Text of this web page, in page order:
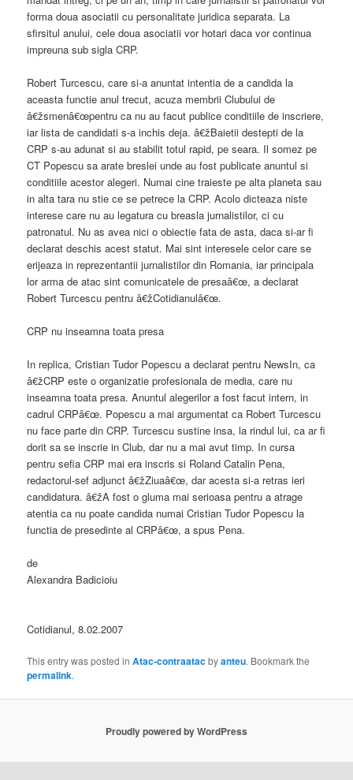
forma doua asociatii cu personalitate juridica separata. La
sfirsitul anului, cele doua asociatii vor hotari daca vor continua
impreuna sub sigla CRP.
Robert Turcescu, care si-a anuntat intentia de a candida la
aceasta functie anul trecut, acuza membrii Clubului de
â€žsmenâ€œpentru ca nu au facut publice conditiile de inscriere,
iar lista de candidati s-a inchis deja. â€žBaietii destepti de la
CRP s-au adunat si au stabilit totul rapid, pe seara. Il somez pe
CT Popescu sa arate breslei unde au fost publicate anuntul si
conditiile acestor alegeri. Numai cine traieste pe alta planeta sau
in alta tara nu stie ce se petrece la CRP. Acolo dicteaza niste
interese care nu au legatura cu breasla jurnalistilor, ci cu
patronatul. Nu as avea nici o obiectie fata de asta, daca si-ar fi
declarat deschis acest statut. Mai sint interesele celor care se
erijeaza in reprezentantii jurnalistilor din Romania, iar principala
lor arma de atac sint comunicatele de presaâ€œ, a declarat
Robert Turcescu pentru â€žCotidianulâ€œ.
CRP nu inseamna toata presa
In replica, Cristian Tudor Popescu a declarat pentru NewsIn, ca
â€žCRP este o organizatie profesionala de media, care nu
inseamna toata presa. Anuntul alegerilor a fost facut intern, in
cadrul CRPâ€œ. Popescu a mai argumentat ca Robert Turcescu
nu face parte din CRP. Turcescu sustine insa, la rindul lui, ca ar fi
dorit sa se inscrie in Club, dar nu a mai avut timp. In cursa
pentru sefia CRP mai era inscris si Roland Catalin Pena,
redactorul-sef adjunct â€žZiuaâ€œ, dar acesta si-a retras ieri
candidatura. â€žA fost o gluma mai serioasa pentru a atrage
atentia ca nu poate candida numai Cristian Tudor Popescu la
functia de presedinte al CRPâ€œ, a spus Pena.
de
Alexandra Badicioiu
Cotidianul, 8.02.2007
This entry was posted inAtac-contraatacbyanteu. Bookmark the
permalink.
Proudly powered by WordPress